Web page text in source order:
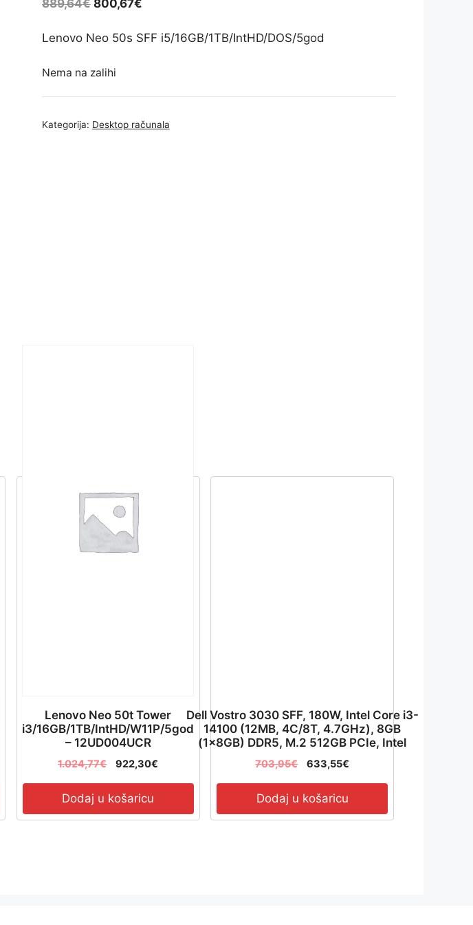
889,64€ 800,67€
Lenovo Neo 50s SFF i5/16GB/1TB/IntHD/DOS/5god
Nema na zalihi
Kategorija: Desktop računala
Lenovo Neo 50t Tower
i3/16GB/1TB/IntHD/W11P/5god
– 12UD004UCR
1.024,77€ 922,30€
Dodaj u košaricu
Dell Vostro 3030 SFF, 180W, Intel Core i3-
14100 (12MB, 4C/8T, 4.7GHz), 8GB
(1x8GB) DDR5, M.2 512GB PCIe, Intel
C, 7xUSB-A, RJ-45, NO Mouse/Kb,
Win11Pro, 3Y PS NBD –
N4002VDT3030SFFEMEA01_WIN_N1_PS-
09
703,95€ 633,55€
Dodaj u košaricu